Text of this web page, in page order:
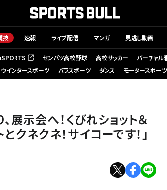
技 速報 ライブ配信 マンガ 見逃し動画
タブで開く） センバツ高校野球 高校サッカー バーチャル
ウインタースポーツ パラスポーツ ダンス モータースポーツ
展示会へ！くびれショット＆
クネクネ！サイコーです！」